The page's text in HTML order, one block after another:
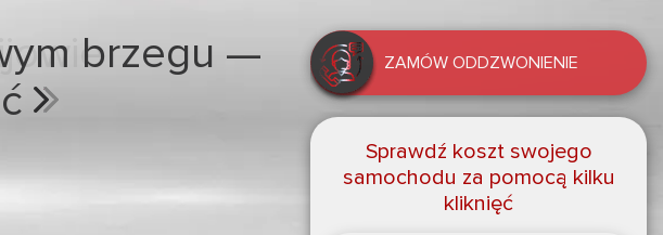
brzegu —
ShopAvto —
Osokorkach,
ZAMÓW ODDZWONIENIE
Sprawdź koszt swojego
samochodu za pomocą kilku
kliknięć